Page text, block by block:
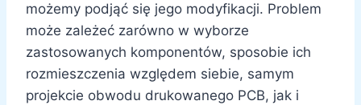
możemy podjąć się jego modyfikacji. Problem
może zależeć zarówno w wyborze
zastosowanych komponentów, sposobie ich
rozmieszczenia względem siebie, samym
projekcie obwodu drukowanego PCB, jak i